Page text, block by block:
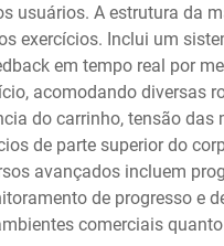
usuários. A estrutura da
exercícios. Inclui um
em tempo real por
acomodando diversas
do carrinho, tensão
de parte superior do
avançados incluem
de progresso e
comerciais